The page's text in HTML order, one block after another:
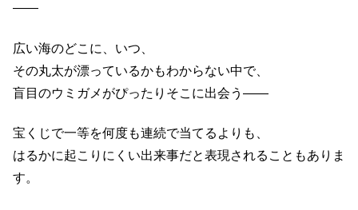
——
広い海のどこに、いつ、
その丸太が漂っているかもわからない中で、
盲目のウミガメがぴったりそこに出会う——
宝くじで一等を何度も連続で当てるよりも、
はるかに起こりにくい出来事だと表現されることもありま
す。